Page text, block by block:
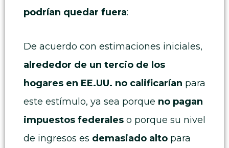
podrían quedar fuera:
De acuerdo con estimaciones iniciales,
alrededor de un tercio de los
hogares en EE.UU. no calificarían para
este estímulo, ya sea porque no pagan
impuestos federales o porque su nivel
de ingresos es demasiado alto para